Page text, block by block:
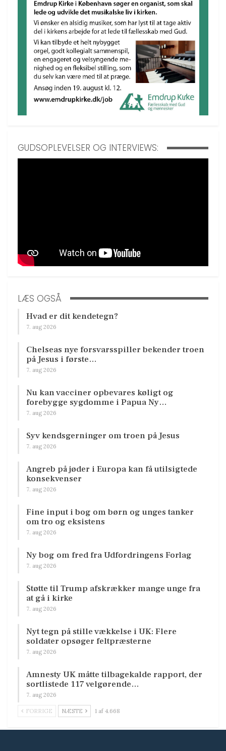
GUDSOPLEVELSER OG INTERVIEWS:
LÆS OGSÅ
Hvad er dit kendetegn?
7. aug 2026
Chelseas nye forsvarsspiller bekender troen
på Jesus i første…
7. aug 2026
Nu kan vacciner opbevares køligt og
forebygge sygdomme i Papua Ny…
7. aug 2026
Syv kendsgerninger om troen på Jesus
7. aug 2026
Angreb på jøder i Europa kan få utilsigtede
konsekvenser
7. aug 2026
Fine input i bog om børn og unges tanker
om tro og eksistens
7. aug 2026
Ny bog om fred fra Udfordringens Forlag
7. aug 2026
Støtte til Trump afskrækker mange unge fra
at gå i kirke
7. aug 2026
Nyt tegn på stille vækkelse i UK: Flere
soldater opsøger feltpræsterne
7. aug 2026
Amnesty UK måtte tilbagekalde rapport, der
sortlistede 117 velgørende…
7. aug 2026
FORRIGE NÆSTE 1 af 4.668